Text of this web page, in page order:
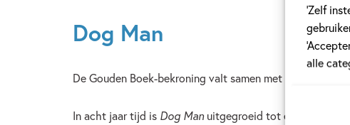
‘Zelf
alle
Dog Man
De Gouden Boek-bekroning valt samen met een
In acht jaar tijd is Dog Manuitgegroeid tot een van de